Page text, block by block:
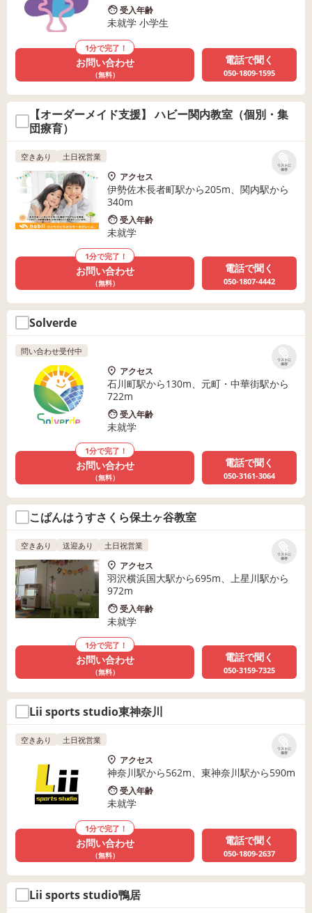
受入年齢
未就学 小学生
1分で完了！
お問い合わせ
（無料）
電話で聞く
050-1809-1595
【オーダーメイド支援】 ハビー関内教室（個別・集
団療育）
リストに
保存
空きあり 土日祝営業
アクセス
伊勢佐木長者町駅から205m、関内駅から
340m
受入年齢
未就学
1分で完了！
お問い合わせ
（無料）
電話で聞く
050-1807-4442
Solverde
リストに
保存
問い合わせ受付中
アクセス
石川町駅から130m、元町・中華街駅から
722m
受入年齢
未就学
1分で完了！
お問い合わせ
（無料）
電話で聞く
050-3161-3064
こぱんはうすさくら保土ヶ谷教室
リストに
保存
空きあり 送迎あり 土日祝営業
アクセス
羽沢横浜国大駅から695m、上星川駅から
972m
受入年齢
未就学
1分で完了！
お問い合わせ
（無料）
電話で聞く
050-3159-7325
Lii sports studio東神奈川
リストに
保存
空きあり 土日祝営業
アクセス
神奈川駅から562m、東神奈川駅から590m
受入年齢
未就学
1分で完了！
お問い合わせ
（無料）
電話で聞く
050-1809-2637
Lii sports studio鴨居